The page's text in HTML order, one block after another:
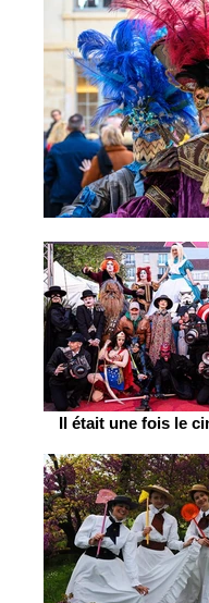
Il était une fois le